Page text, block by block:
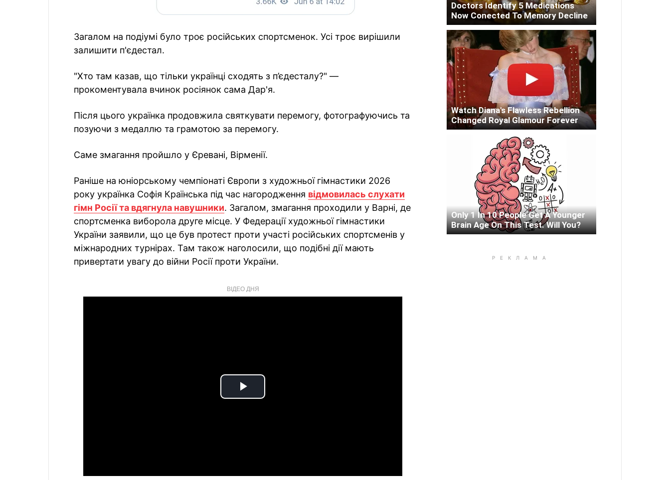
Загалом на подіумі було троє російських спортсменок. Усі троє вирішили
залишити п'єдестал.
"Хто там казав, що тільки українці сходять з п’єдесталу?" —
прокоментувала вчинок росіянок сама Дар'я.
Після цього українка продовжила святкувати перемогу, фотографуючись та
позуючи з медаллю та грамотою за перемогу.
Саме змагання пройшло у Єревані, Вірменії.
Раніше на юніорському чемпіонаті Європи з художньої гімнастики 2026
року українка Софія Країнська під час нагородження відмовилась слухати
гімн Росії та вдягнула навушники. Загалом, змагання проходили у Варні, де
спортсменка виборола друге місце. У Федерації художньої гімнастики
України заявили, що це був протест проти участі російських спортсменів у
міжнародних турнірах. Там також наголосили, що подібні дії мають
привертати увагу до війни Росії проти України.
ВІДЕО ДНЯ
Play
Doctors Identify 5 Medications
Now Conected To Memory Decline
Watch Diana's Flawless Rebellion
Changed Royal Glamour Forever
Only 1 In 10 People Get A Younger
Brain Age On This Test. Will You?